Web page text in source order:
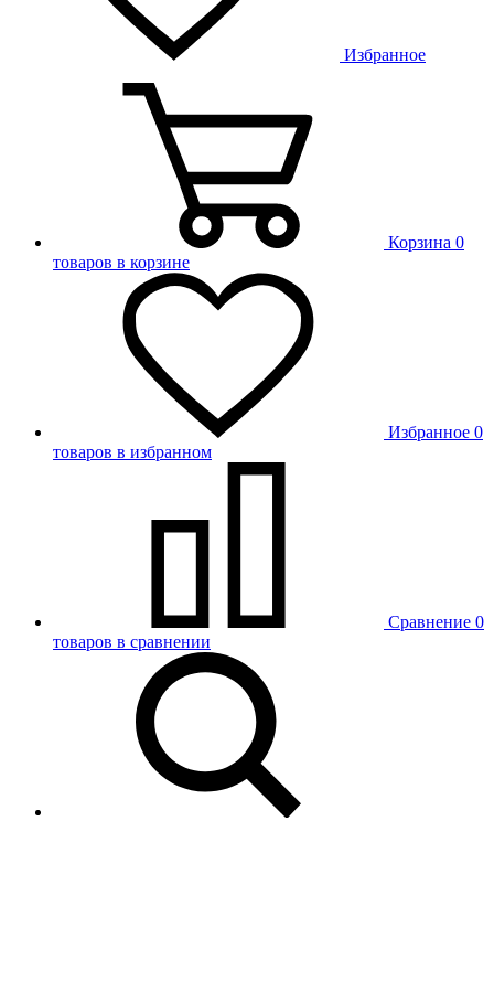
Избранное
Корзина 0
товаров в корзине
Избранное 0
товаров в избранном
Сравнение 0
товаров в сравнении